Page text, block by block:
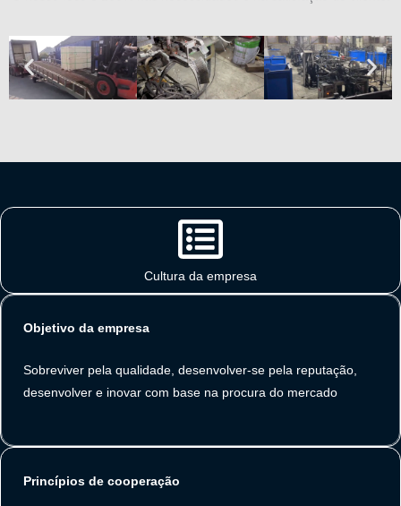
Cultura da empresa
Objetivo da empresa
Sobreviver pela qualidade, desenvolver-se pela reputação,
desenvolver e inovar com base na procura do mercado
Princípios de cooperação